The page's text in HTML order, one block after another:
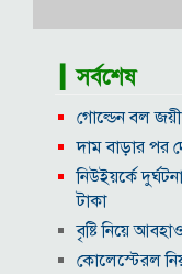
▎সর্বশেষ
গোল্ডেন বল
দাম বাড়ার পর
নিউইয়র্কে
টাকা
বৃষ্টি নিয়ে
কোলেস্টেরল